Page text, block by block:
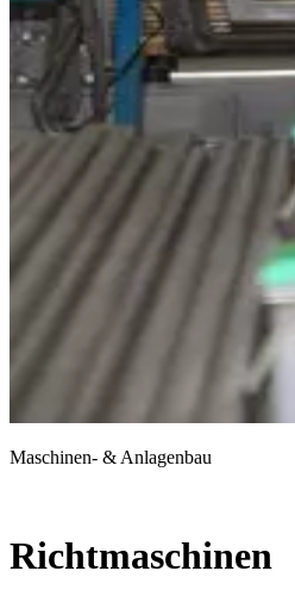
Maschinen- & Anlagenbau
Richtmaschinen